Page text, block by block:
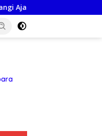
Bersihkan Pantai